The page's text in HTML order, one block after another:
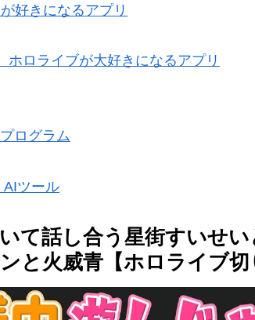
好きになるアプリ
ロライブが大好きになるアプリ
ログラム
ツール
て話し合う星街すいせ
と火威青【ホロライブ切